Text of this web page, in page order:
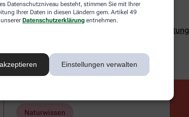
Datenschutzniveau besteht, stimmen Sie mit Ihrer
Ihrer Daten in diesen Ländern gem. Artikel 49
Datenschutzerklärung entnehmen.
Einstellungen verwalten
Sexualität und Verhütung
Naturwissen